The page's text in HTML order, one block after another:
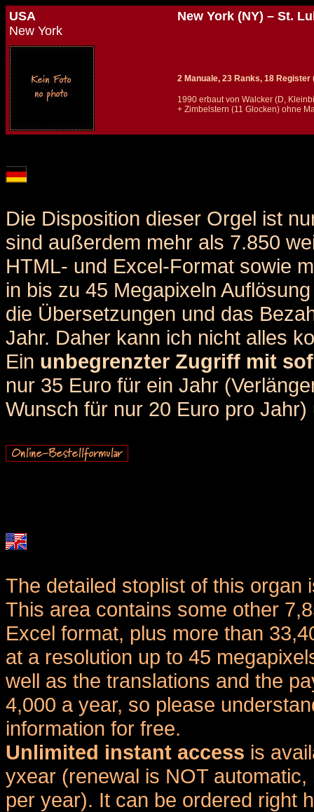
USA
New York
New York (NY) – St.
2 Manuale, 23 Ranks, 18 Register
1990 erbaut von Walcker (D,
+ Zimbelstern (11 Glocken) ohne
Die Disposition dieser Orgel ist
sind außerdem mehr als 7.850
HTML- und Excel-Format sowie
in bis zu 45 Megapixeln
die Übersetzungen und das
Jahr. Daher kann ich nicht alles
Ein unbegrenzter Zugriff mit
nur 35 Euro für ein Jahr
Wunsch für nur 20 Euro pro
The detailed stoplist of this
This area contains some other
Excel format, plus more than
at a resolution up to 45
well as the translations and the
4,000 a year, so please
information for free.
Unlimited instant access is
yxear (renewal is NOT
per year). It can be ordered right